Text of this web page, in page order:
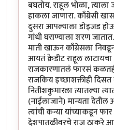
बघतोय. राहूल भोळा,
हाकला जाणारा. काँग्रेसी
दुसरा आपल्याला डोइजड
गांधी घराण्याला शरण
माती खाऊन काँग्रेसला
आयतं क्रेडीट राहूल लाटायचा
राजकारणातलं फारसं
राजकिय इच्छाशक्तीही
नितीशकुमारला त्यातल्या
(नाईलाजाने) मान्यता
त्यांची कन्या यांच्याकडून फार
देशपातळीवरचे राज ठाकरे